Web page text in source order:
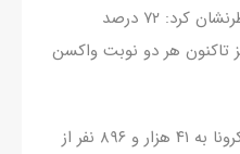
کرونا جمعیت هدف گیلان، خاطرنشان کرد: ۷۲ درصد
استان نیز تاکنون هر دو نوبت واکسن
وی از تزریق دوز سوم واکسن کرونا به ۴۱ هزار و ۸۹۶ نفر از